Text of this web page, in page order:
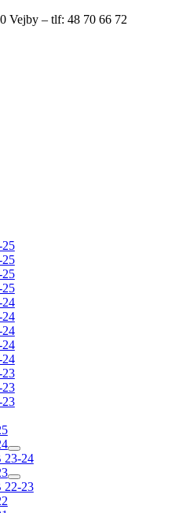
Vejby – tlf: 48 70 66 72
24
23